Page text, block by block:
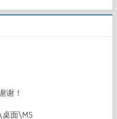
谢！
桌面\M5